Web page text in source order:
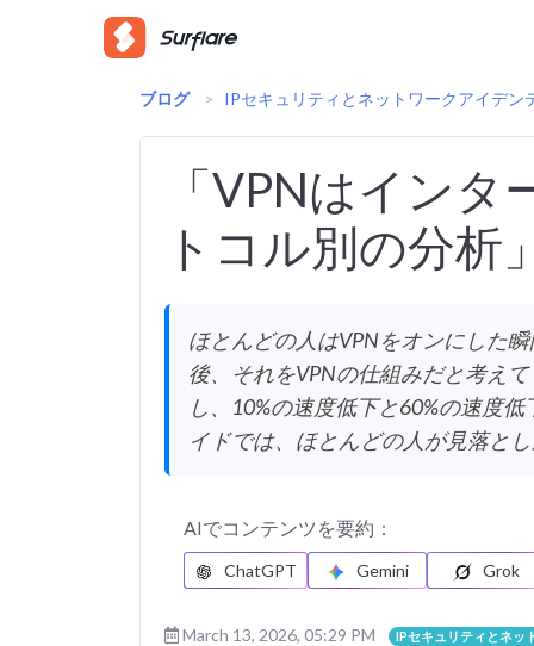
ブログ > IPセキュリティとネットワークアイデン
「VPNはイン
トコル別の分析
ほとんどの人はVPNをオンにした
後、それをVPNの仕組みだと考え
し、10%の速度低下と60%の速度
イドでは、ほとんどの人が見落と
AIでコンテンツを要約：
ChatGPT Gemini Grok
March 13, 2026, 05:29 PM IPセキュリティとネッ